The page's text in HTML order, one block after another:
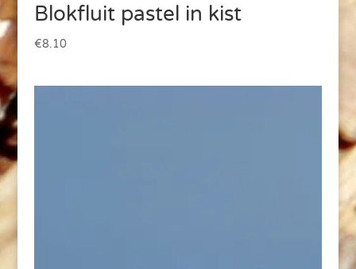
Blokfluit pastel in kist
€8.10